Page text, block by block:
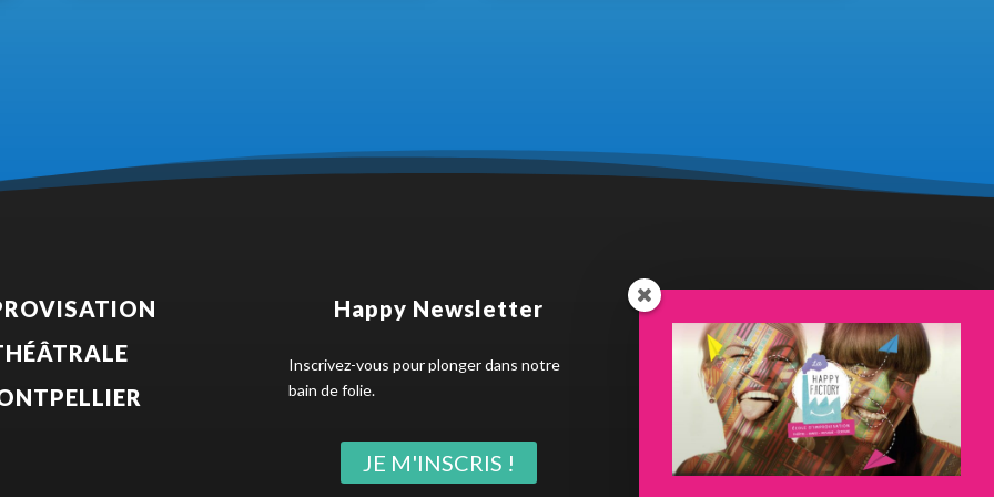
Happy Newsletter
Inscrivez-vous pour plonger dans notre
bain de folie.
JE M'INSCRIS !